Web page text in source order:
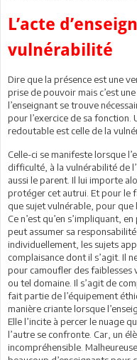
L’acte
vulnérabilité
Dire que la présence est une
prise de pouvoir mais c’est
l’enseignant se trouve
pour l’exercice de sa fonction.
redoutable est celle de la
Celle-ci se manifeste lorsque
difficulté, à la vulnérabilité de
aussi le parent. Il lui importe
protéger cet autrui. Et pour le
que sujet vulnérable, pour que
Ce n’est qu’en s’impliquant,
peut assumer sa
individuellement, les sujets
complaisance dont il s’agit. Il
pour camoufler des faiblesses
ou tel domaine. Il s’agit de
fait partie de l’équipement
manière criante lorsque
Elle l’incite à percer le nuage
l’autre se confronte. Car, un
incompréhensible.